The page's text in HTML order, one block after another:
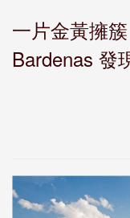
一片金黃擁
Bardenas 發